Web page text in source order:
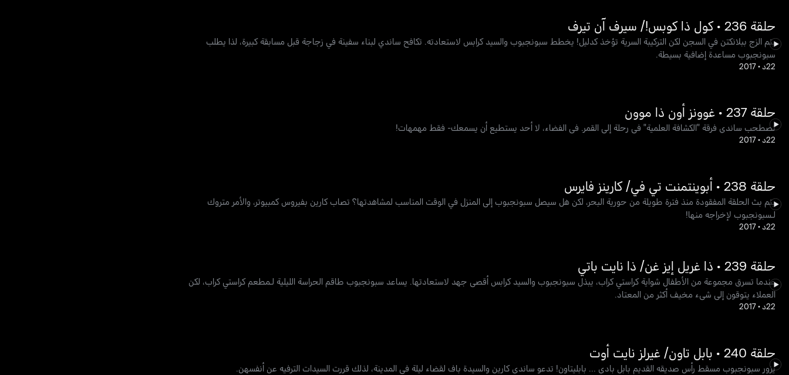
حلقة 236 • كول ذا كوبس!/ سيرف آن تيرف
يتم الزج ببلانكتن في السجن لكن التركيبة السرية تؤخذ كدليل! يخطط سبونجبوب والسيد كرابس لاستعادته. تكافح ساندي لبناء سفينة في زجاجة قبل مسابقة كبيرة، لذا يطلب
سبونجبوب مساعدة إضافية بسيطة.
22د •
2017
حلقة 237 • غوونز أون ذا موون
تصطحب ساندي فرقة "الكشافة العلمية" في رحلة إلى القمر. في الفضاء، لا أحد يستطيع أن يسمعك- فقط مهمهات!
22د •
2017
حلقة 238 • أبوينتمنت تي في/ كارينز فايرس
يتم بث الحلقة المفقودة منذ فترة طويلة من حورية البحر، لكن هل سيصل سبونجبوب إلى المنزل في الوقت المناسب لمشاهدتها؟ تصاب كارين بفيروس كمبيوتر، والأمر متروك
لـسبونجبوب لإخراجه منها!
22د •
2017
حلقة 239 • ذا غريل إيز غن/ ذا نايت باتي
عندما تسرق مجموعة من الأطفال شواية كراستي كراب، يبذل سبونجبوب والسيد كرابس أقصى جهد لاستعادتها. يساعد سبونجبوب طاقم الحراسة الليلية لـمطعم كراستي كراب، لكن
العملاء يتوقون إلى شيء مخيف أكثر من المعتاد.
22د •
2017
حلقة 240 • بابل تاون/ غيرلز نايت أوت
يزور سبونجبوب مسقط رأس صديقه القديم بابل بادي ... بابليتاون! تدعو ساندي كارين والسيدة باف لقضاء ليلة في المدينة، لذلك قررت السيدات الترفيه عن أنفسهن.